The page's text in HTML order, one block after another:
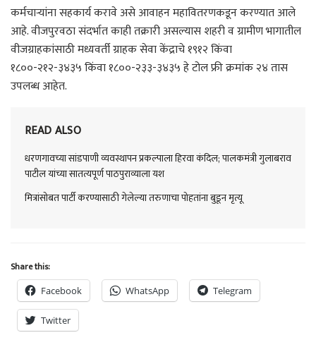
कर्मचाऱ्यांना सहकार्य करावे असे आवाहन महावितरणकडून करण्यात आले
आहे. वीजपुरवठा संदर्भात काही तक्रारी असल्यास शहरी व ग्रामीण भागातील
वीजग्राहकांसाठी मध्यवर्ती ग्राहक सेवा केंद्राचे १९१२ किंवा
१८००-२१२-३४३५ किंवा १८००-२३३-३४३५ हे टोल फ्री क्रमांक २४ तास
उपलब्ध आहेत.
READ ALSO
धरणगावच्या सांडपाणी व्यवस्थापन प्रकल्पाला हिरवा कंदिल; पालकमंत्री गुलाबराव
पाटील यांच्या सातत्यपूर्ण पाठपुराव्याला यश
मित्रांसोबत पार्टी करण्यासाठी गेलेल्या तरुणाचा पोहतांना बुडून मृत्यू
Share this:
Facebook WhatsApp Telegram
Twitter